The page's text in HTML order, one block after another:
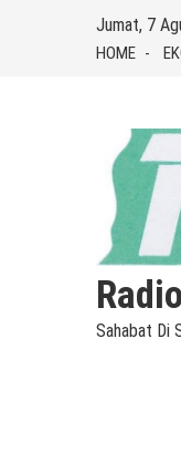
Jumat, 7
HOME
Sahabat Di